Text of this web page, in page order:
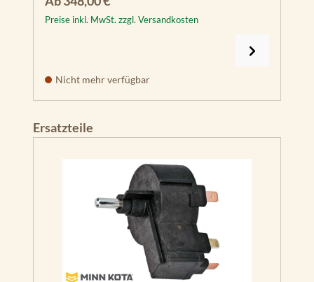
Preise inkl. MwSt. zzgl. Versandkosten
Nicht mehr verfügbar
Produktgalerie überspringen
Ersatzteile